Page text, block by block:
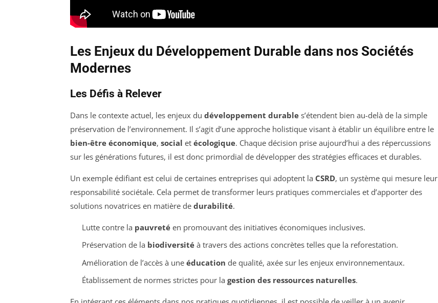
Les Enjeux du Développement Durable dans nos Sociétés
Modernes
Les Défis à Relever
Dans le contexte actuel, les enjeux du développement durable s’étendent bien au-delà de la simple
préservation de l’environnement. Il s’agit d’une approche holistique visant à établir un équilibre entre le
bien-être économique, social et écologique. Chaque décision prise aujourd’hui a des répercussions
sur les générations futures, il est donc primordial de développer des stratégies efficaces et durables.
Un exemple édifiant est celui de certaines entreprises qui adoptent la CSRD, un système qui mesure leur
responsabilité sociétale. Cela permet de transformer leurs pratiques commerciales et d’apporter des
solutions novatrices en matière de durabilité.
Lutte contre la pauvretéen promouvant des initiatives économiques inclusives.
Préservation de la biodiversitéà travers des actions concrètes telles que la reforestation.
Amélioration de l’accès à une éducation de qualité, axée sur les enjeux environnementaux.
Établissement de normes strictes pour la gestion des ressources naturelles.